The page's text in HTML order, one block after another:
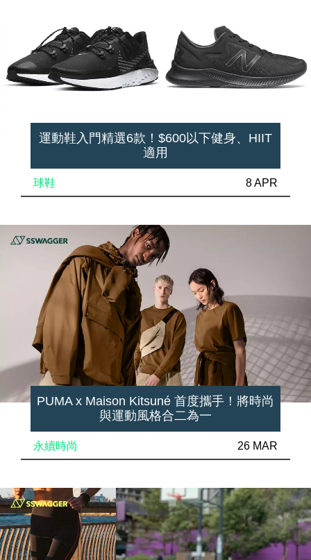
運動鞋入門精選6款！$600以下健身、HIIT
適用
球鞋 8 APR
PUMA x Maison Kitsuné 首度攜手！將時尚
與運動風格合二為一
永續時尚 26 MAR